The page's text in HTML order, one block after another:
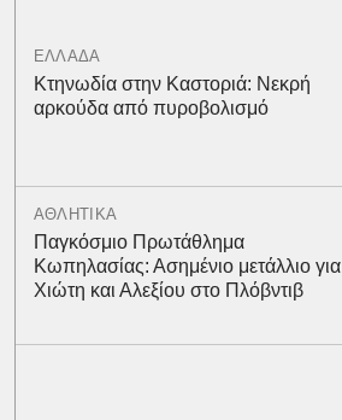
ΕΛΛΑΔΑ
Κτηνωδία στην Καστοριά: Νεκρή
αρκούδα από πυροβολισμό
ΑΘΛΗΤΙΚΑ
Παγκόσμιο Πρωτάθλημα
Κωπηλασίας: Ασημένιο μετάλλιο για
Χιώτη και Αλεξίου στο Πλόβντιβ